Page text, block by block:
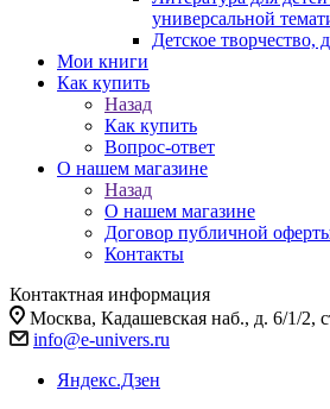
универсальной
Детское творчество,
Мои книги
Как купить
Назад
Как купить
Вопрос-ответ
О нашем магазине
Назад
О нашем магазине
Договор публичной
Контакты
Контактная информация
Москва, Кадашевская наб., д. 6/1/2,
info@e-univers.ru
Яндекс.Дзен